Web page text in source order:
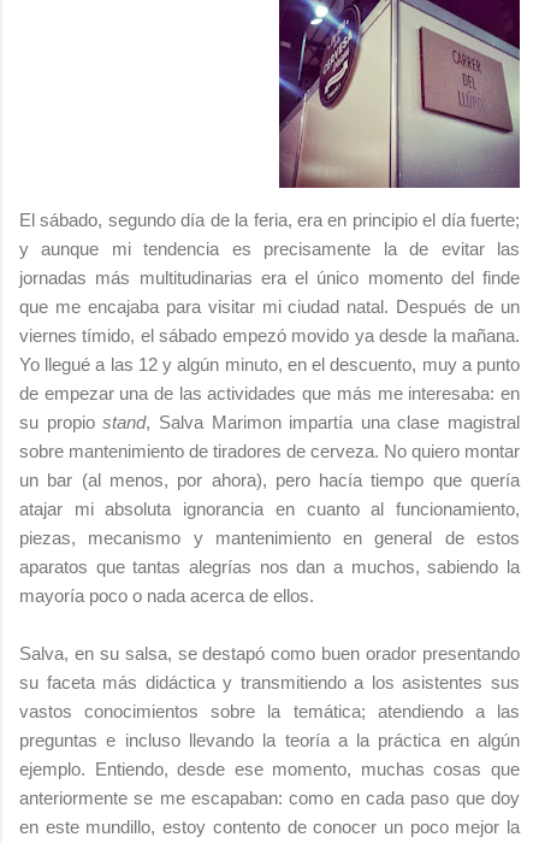
El sábado, segundo día de la feria, era en principio el día fuerte;
y aunque mi tendencia es precisamente la de evitar las
jornadas más multitudinarias era el único momento del finde
que me encajaba para visitar mi ciudad natal. Después de un
viernes tímido, el sábado empezó movido ya desde la mañana.
Yo llegué a las 12 y algún minuto, en el descuento, muy a punto
de empezar una de las actividades que más me interesaba: en
su propiostand, Salva Marimon impartía una clase magistral
sobre mantenimiento de tiradores de cerveza. No quiero montar
un bar (al menos, por ahora), pero hacía tiempo que quería
atajar mi absoluta ignorancia en cuanto al funcionamiento,
piezas, mecanismo y mantenimiento en general de estos
aparatos que tantas alegrías nos dan a muchos, sabiendo la
mayoría poco o nada acerca de ellos.
Salva, en su salsa, se destapó como buen orador presentando
su faceta más didáctica y transmitiendo a los asistentes sus
vastos conocimientos sobre la temática; atendiendo a las
preguntas e incluso llevando la teoría a la práctica en algún
ejemplo. Entiendo, desde ese momento, muchas cosas que
anteriormente se me escapaban: como en cada paso que doy
en este mundillo, estoy contento de conocer un poco mejor la